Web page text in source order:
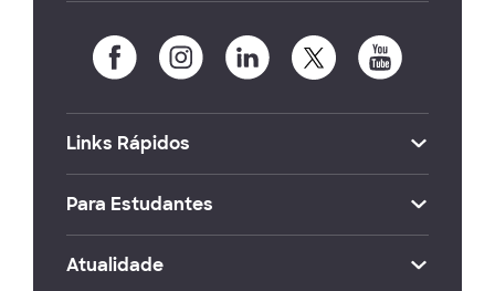
Links Rápidos
Para Estudantes
Atualidade